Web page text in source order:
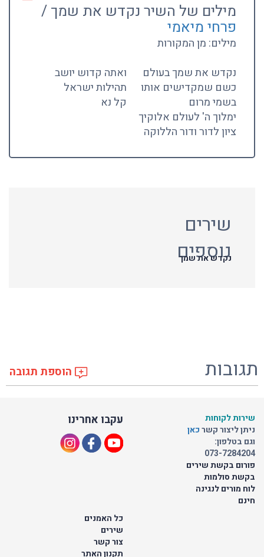
מילים של השיר נקדש את שמך /
פרחי מיאמי
מילים: מן המקורות
נקדש את שמך בעולם
כשם שמקדישים אותו
בשמי מרום
ימלוך ה' לעולם אלוקיך
ציון לדור ודור הללוקה
ואתה קדוש יושב
תהילות ישראל
קל נא
שירים
נוספים
נקדש את שמך
תגובות הוספת תגובה
עקבו אחרינו
שירות לקוחות
ניתן ליצור קשרכאן
וגם בטלפון:
073-7284204
פורום בקשת שירים
בקשת סולמות
לוח מורים לנגינה
חינם
כל האמנים
שירים
צור קשר
תקנון האתר